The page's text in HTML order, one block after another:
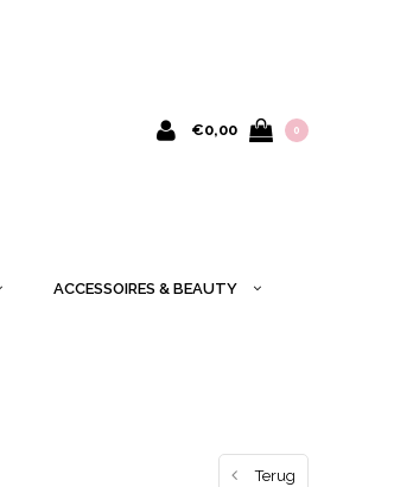
€0,00 0
ACCESSOIRES & BEAUTY
Terug